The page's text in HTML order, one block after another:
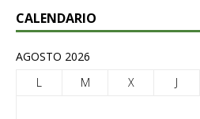
CALENDARIO
AGOSTO 2026
L
M X J